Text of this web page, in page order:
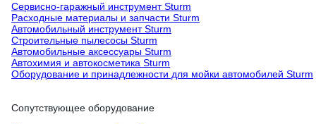
Сервисно-гаражный инструмент Sturm
Расходные материалы и запчасти Sturm
Автомобильный инструмент Sturm
Строительные пылесосы Sturm
Автомобильные аксессуары Sturm
Автохимия и автокосметика Sturm
Оборудование и принадлежности для мойки автомобилей Sturm
Сопутствующее оборудование